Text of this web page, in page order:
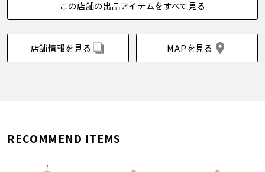
この店舗の出品アイテムをすべて見る
店舗情報を見る MAPを見る
RECOMMEND ITEMS